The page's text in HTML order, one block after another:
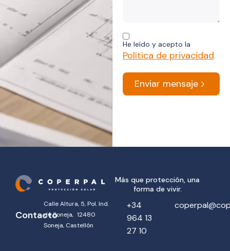
He leído y acepto la
Política de privacidad.
Enviar mensaje
Más que protección, una
forma de vivir.
Contacto
Calle Altura, 5, Pol. Ind.
de Soneja, 12480
Soneja, Castellón
+34
964 13
27 10